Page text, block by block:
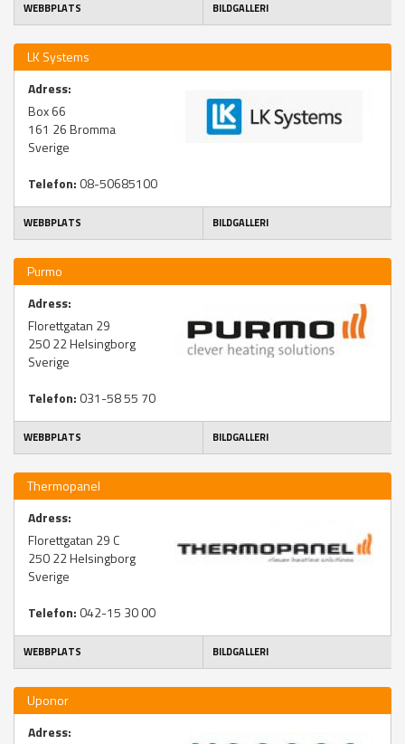
WEBBPLATS BILDGALLERI
LK Systems
Adress:
Box 66
161 26Bromma
Sverige
Telefon: 08-50685100
WEBBPLATS BILDGALLERI
Purmo
Adress:
Florettgatan 29
250 22Helsingborg
Sverige
Telefon: 031-58 55 70
WEBBPLATS BILDGALLERI
Thermopanel
Adress:
Florettgatan 29 C
250 22Helsingborg
Sverige
Telefon: 042-15 30 00
WEBBPLATS BILDGALLERI
Uponor
Adress: